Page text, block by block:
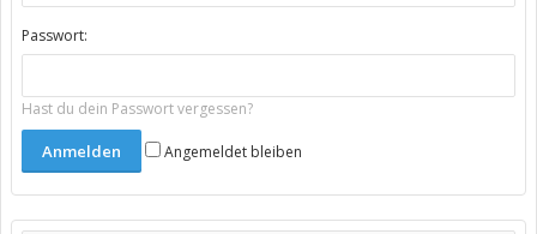
Passwort:
Hast du dein Passwort vergessen?
Angemeldet bleiben